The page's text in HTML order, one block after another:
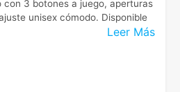
Leer Más
con 3 botones a juego, aperturas
unisex cómodo. Disponible